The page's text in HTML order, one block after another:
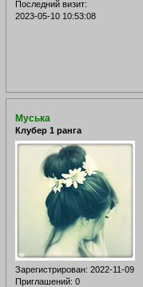
Последний визит:
2023-05-10 10:53:08
Муська
Клубер 1 ранга
Зарегистрирован: 2022-11-09
Приглашений: 0